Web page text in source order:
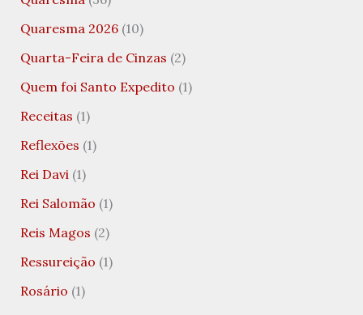
Quaresma 2026(10)
Quarta-Feira de Cinzas (2)
Quem foi Santo Expedito (1)
Receitas (1)
Reflexões (1)
Rei Davi(1)
Rei Salomão (1)
Reis Magos (2)
Ressureição (1)
Rosário (1)